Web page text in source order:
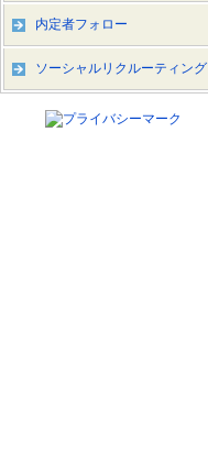
内定者フォロー
ソーシャルリクルーティング